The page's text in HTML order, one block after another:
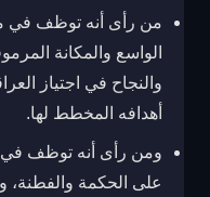
من رأى أنه توظف في
الواسع والمكانة
والنجاح في اجتياز
أهدافه المخطط لها.
ومن رأى أنه توظف في
على الحكمة والفطنة،